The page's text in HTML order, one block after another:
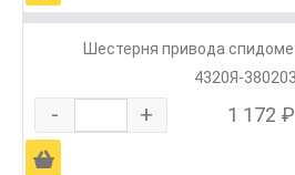
Шестерня привода
4320Я-
- + 1 172 ₽
Ä